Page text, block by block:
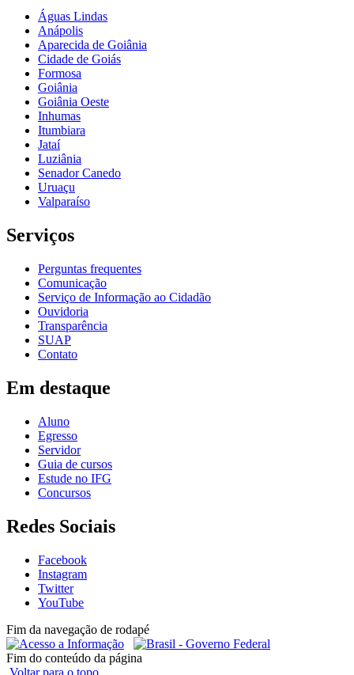
Águas Lindas
Anápolis
Aparecida de Goiânia
Cidade de Goiás
Formosa
Goiânia
Goiânia Oeste
Inhumas
Itumbiara
Jataí
Luziânia
Senador Canedo
Uruaçu
Valparaíso
Serviços
Perguntas frequentes
Comunicação
Serviço de Informação ao Cidadão
Ouvidoria
Transparência
SUAP
Contato
Em destaque
Aluno
Egresso
Servidor
Guia de cursos
Estude no IFG
Concursos
Redes Sociais
Facebook
Instagram
Twitter
YouTube
Fim da navegação de rodapé
Fim do conteúdo da página
Voltar para o topo